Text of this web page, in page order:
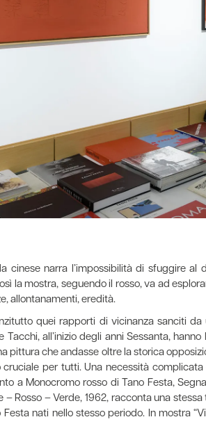
cinese narra l’impossibilità di sfuggire
la mostra, seguendo il rosso, va ad
allontanamenti, eredità.
quei rapporti di vicinanza sanciti
Tacchi, all’inizio degli anni Sessanta,
pittura che andasse oltre la storica
per tutti. Una necessità
a Monocromo rosso di Tano Festa,
– Rosso – Verde, 1962, racconta una
Festa nati nello stesso periodo. In mostra